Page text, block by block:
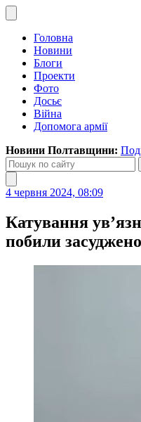
Головна
Новини
Блоги
Проекти
Фото
Досьє
Війна
Допомога армії
Новини Полтавщини:
4 червня 2024, 08:09
Катування
побили